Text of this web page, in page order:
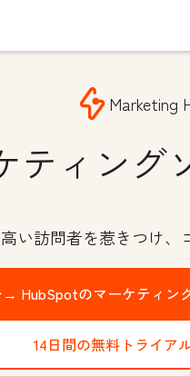
Marketing
ティング
い訪問者を惹きつけ
→ HubSpotのマーケティン
14日間の無料トライア